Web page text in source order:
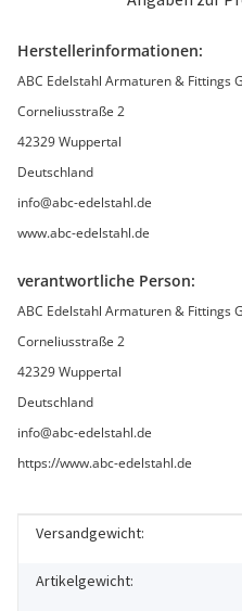
Herstellerinformationen:
ABC Edelstahl Armaturen & Fittings
Corneliusstraße 2
42329 Wuppertal
Deutschland
info@abc-edelstahl.de
www.abc-edelstahl.de
verantwortliche Person:
ABC Edelstahl Armaturen & Fittings
Corneliusstraße 2
42329 Wuppertal
Deutschland
info@abc-edelstahl.de
https://www.abc-edelstahl.de
Produkteigenschaft
Wert
Versandgewicht:
Artikelgewicht: